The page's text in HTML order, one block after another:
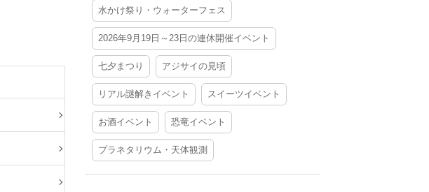
水かけ祭り・ウォーターフェス
2026年9月19日～23日の連休開催イベント
七夕まつり アジサイの見頃
リアル謎解きイベント スイーツイベント
お酒イベント 恐竜イベント
プラネタリウム・天体観測